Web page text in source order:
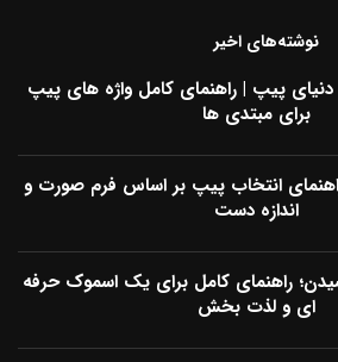
نوشته‌های اخیر
پیپ | راهنمای کامل واژه های پیپ
برای مبتدی ها
انتخاب پیپ بر اساس فرم صورت و
اندازه دست
راهنمای کامل برای یک اسموک حرفه
ای و لذت بخش